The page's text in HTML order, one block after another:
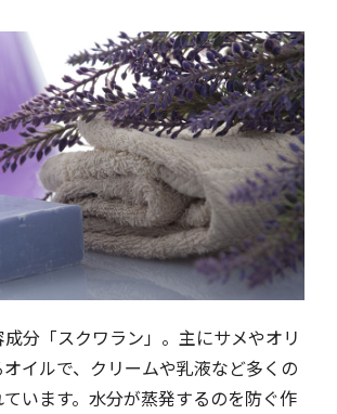
分「スクワラン」。主にサメやオリ
イルで、クリームや乳液など多くの
います。水分が蒸発するのを防ぐ作